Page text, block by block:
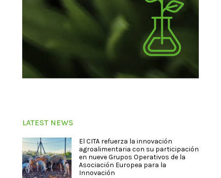
LATEST NEWS
El CITA refuerza la innovación
agroalimentaria con su participación
en nueve Grupos Operativos de la
Asociación Europea para la
Innovación